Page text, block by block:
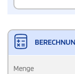
Menge